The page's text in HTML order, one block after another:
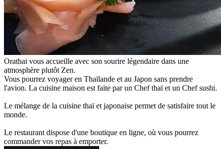
Orathai vous accueille avec son sourire légendaire dans une
atmosphère plutôt Zen.
Vous pourrez voyager en Thaïlande et au Japon sans prendre
l'avion. La cuisine maison est faite par un Chef thaï et un Chef sushi.
Le mélange de la cuisine thaï et japonaise permet de satisfaire tout le
monde.
Le restaurant dispose d'une boutique en ligne, où vous pourrez
commander vos repas à emporter.